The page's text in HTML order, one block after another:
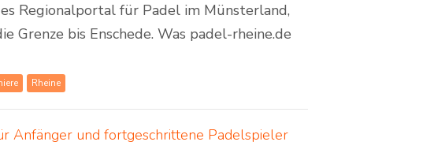
Regionalportal für Padel im Münsterland,
Grenze bis Enschede. Was padel-rheine.de
Rheine
Anfänger und fortgeschrittene Padelspieler